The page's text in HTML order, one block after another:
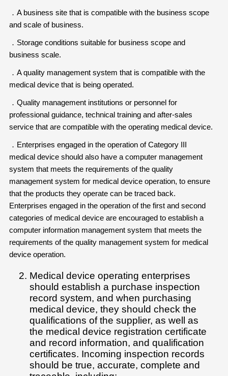
．A business site that is compatible with the business scope
and scale of business.
．Storage conditions suitable for business scope and
business scale.
．A quality management system that is compatible with the
medical device that is being operated.
．Quality management institutions or personnel for
professional guidance, technical training and after-sales
service that are compatible with the operating medical device.
．Enterprises engaged in the operation of Category III
medical device should also have a computer management
system that meets the requirements of the quality
management system for medical device operation, to ensure
that the products they operate can be traced back.
Enterprises engaged in the operation of the first and second
categories of medical device are encouraged to establish a
computer information management system that meets the
requirements of the quality management system for medical
device operation.
Medical device operating enterprises
should establish a purchase inspection
record system, and when purchasing
medical device, they should check the
qualifications of the supplier, as well as
the medical device registration certificate
and record information, and qualification
certificates. Incoming inspection records
should be true, accurate, complete and